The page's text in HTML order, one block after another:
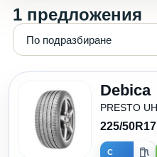
1 предложения
Debica
PRESTO
225/50R17
C